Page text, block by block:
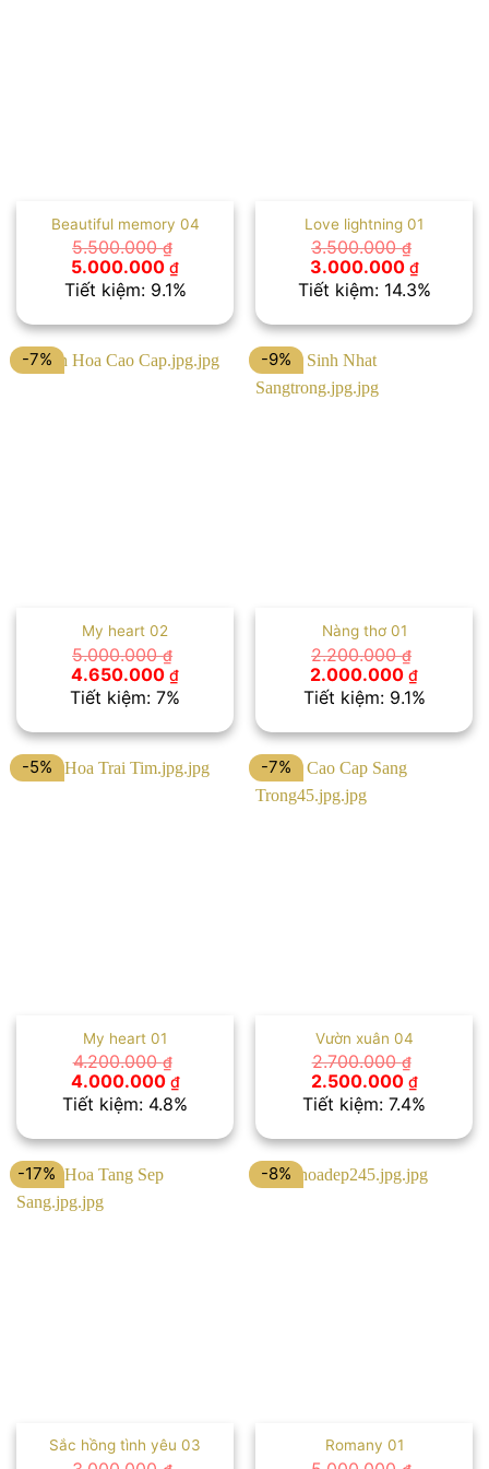
Beautiful memory 04
5.500.000₫
Giá
gốc
là:
5.000.000 ₫Giá
hiện
tại
5.000.000 ₫.
Tiết kiệm: 9.1%
Love lightning 01
3.500.000₫
Giá
gốc
là:
3.000.000 ₫Giá
hiện
tại
Tiết kiệm: 14.3%
-7%
My heart 02
5.000.000₫
Giá
gốc
là:
4.650.000 ₫Giá
tại
4.650.000 ₫.
Tiết kiệm: 7%
-9%
Nàng thơ 01
2.200.000₫
Giá
gốc
là:
2.000.000 ₫Giá
hiện
tại
Tiết kiệm: 9.1%
-5%
My heart 01
4.200.000₫
Giá
gốc
là:
4.000.000 ₫Giá
hiện
tại
4.000.000 ₫.
Tiết kiệm: 4.8%
-7%
Vườn xuân 04
2.700.000₫
Giá
gốc
là:
2.500.000 ₫Giá
hiện
tại
Tiết kiệm: 7.4%
-17%
Sắc hồng tình yêu 03
-8%
Romany 01